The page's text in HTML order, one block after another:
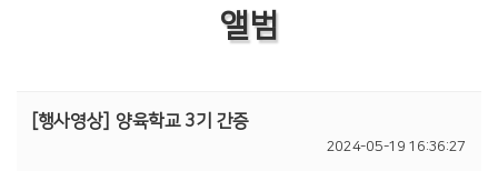
앨범
[행사영상] 양육학교 3기 간증
2024-05-19 16:36:27